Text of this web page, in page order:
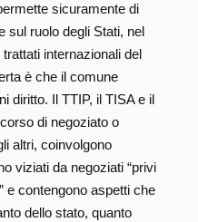
sicuramente di
sul ruolo degli Stati, nel
internazionali del
è che il comune
diritto. Il TTIP, il TISA e il
di negoziato o
altri, coinvolgono
viziati da negoziati “privi
e contengono aspetti che
dello stato, quanto